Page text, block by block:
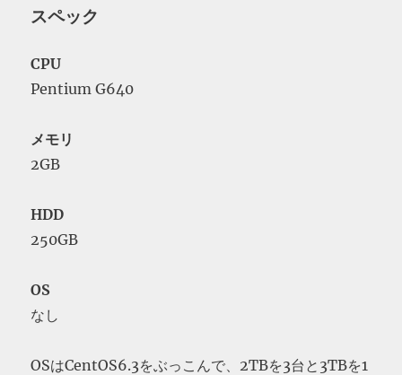
スペック
CPU
Pentium G640
メモリ
2GB
HDD
250GB
OS
なし
OSはCentOS6.3をぶっこんで、2TBを3台と3TBを1